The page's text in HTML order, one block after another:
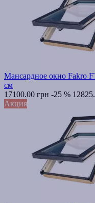
Мансардное окно Fakro
см
17100.00 грн -25 %
Акция